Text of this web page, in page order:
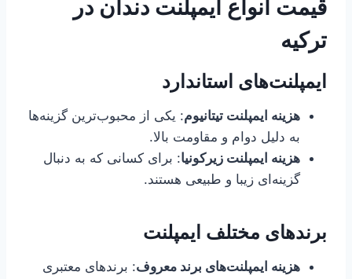
قیمت انواع ایمپلنت دندان در
ترکیه
ایمپلنت‌های استاندارد
هزینه ایمپلنت تیتانیوم: یکی از محبوب‌ترین گزینه‌ها
به دلیل دوام و مقاومت بالا.
هزینه ایمپلنت زیرکونیا: برای کسانی که به دنبال
گزینه‌ای زیبا و طبیعی هستند.
برندهای مختلف ایمپلنت
هزینه ایمپلنت‌های برند معروف: برندهای معتبری